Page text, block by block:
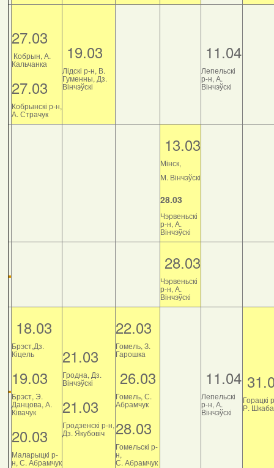
27.03
Кобрын, А.
Кальчанка
27.03
Кобрынскі р-н,
А. Страчук
19.03
Лідскі р-н, В.
Гуменны, Дз.
Вінчэўскі
11.04
Лепельскі
р-н, А.
Вінчэўскі
13.03
Мінск,
М. Вінчэўскі
28.03
Чэрвеньскі
р-н, А.
Вінчэўскі
28.03
Чэрвеньскі
р-н, А.
Вінчэўскі
18.03
Брэст,Дз.
Кіцель
19.03
Брэст, Э.
Данцова, А.
Ківачук
20.03
Маларыцкі р-
н, С. Абрамчук
21.03
Гродна, Дз.
Вінчэўскі
21.03
Гродзенскі р-н,
Дз. Якубовіч
22.03
Гомель, З.
Гарошка
26.03
Гомель, С.
Абрамчук
28.03
Гомельскі р-
н,
С. Абрамчук
11.04
Лепельскі
р-н, А.
Вінчэўскі
Горацкі
Р.